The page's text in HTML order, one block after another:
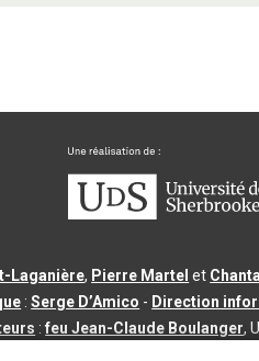
Laganière, Pierre Martel et
:Serge D’Amico - Direction
:feu Jean-Claude Boulanger,